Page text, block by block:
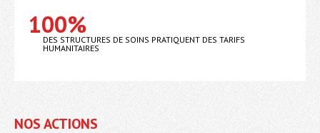
100%
DES STRUCTURES DE SOINS PRATIQUENT DES TARIFS
HUMANITAIRES
NOS ACTIONS